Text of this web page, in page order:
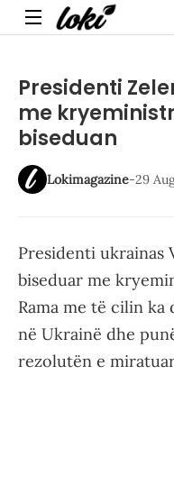
Menu
Presidenti
me
biseduan
Lokimagazine-29
Presidenti ukrainas
biseduar me
Rama me të cilin
në Ukrainë dhe
rezolutën e